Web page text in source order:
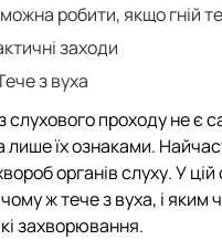
робити, якщо гній
заходи
з вуха
слухового проходу не є
лише їх ознаками.
органів слуху. У цій
ж тече з вуха, і яким
захворювання.